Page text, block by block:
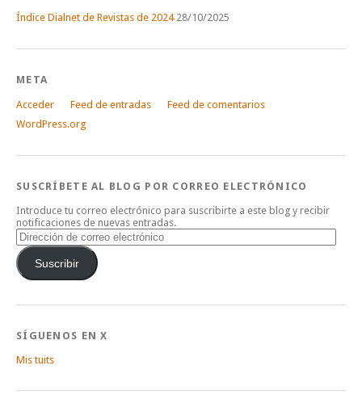
Índice Dialnet de Revistas de 2024 28/10/2025
META
Acceder Feed de entradas
Feed de comentarios
WordPress.org
SUSCRÍBETE AL BLOG POR CORREO ELECTRÓNICO
Introduce tu correo electrónico para suscribirte a este blog y recibir
notificaciones de nuevas entradas.
Dirección
de
correo
electrónico
Suscribir
SÍGUENOS EN X
Mis tuits